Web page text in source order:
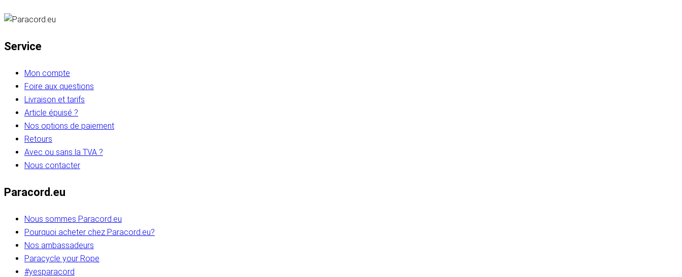
Service
Mon compte
Foire aux questions
Livraison et tarifs
Article épuisé ?
Nos options de paiement
Retours
Avec ou sans la TVA ?
Nous contacter
Paracord.eu
Nous sommes Paracord.eu
Pourquoi acheter chez Paracord.eu?
Nos ambassadeurs
Paracycle your Rope
#yesparacord